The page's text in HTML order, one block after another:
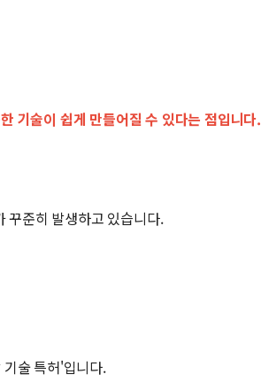
기술이 쉽게 만들어질 수 있다는 점입니다.
꾸준히 발생하고 있습니다.
술 특허'입니다.